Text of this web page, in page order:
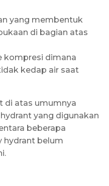
yang membentuk
di bagian atas
kompresi dimana
kedap air saat
di atas umumnya
yang digunakan
beberapa
hydrant belum